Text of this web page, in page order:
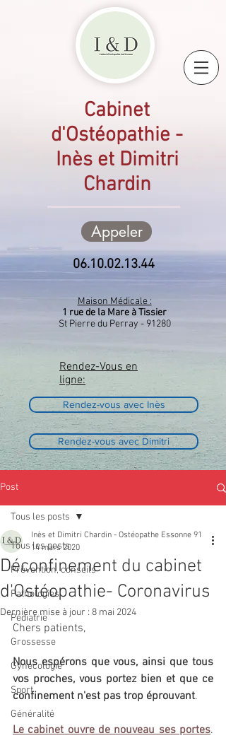
Cabinet
d'Ostéopathie -
Inès et Dimitri
Chardin
Appeler
06.10.02.13.44
Maison Médicale :
1 rue de la Mare à Tissier
St Pierre du Perray - 91280
Rendez-Vous en
ligne:
Rendez-vous avec Inès
Rendez-vous avec Dimitri
Post
Tous les posts
Prévention, conseils
Pathologies
Pédiatrie
Grossesse
Gynécologie
Sport
Généralité
Tous les posts
Déconfinement du cabinet
d'Ostéopathie- Coronavirus
Inès et Dimitri Chardin - Ostéopathe Essonne 91
14 mars 2020
Dernière mise à jour : 8 mai 2024
Chers patients,
Nous espérons que vous, ainsi que tous
vos proches, vous portez bien et que ce
confinement n'est pas trop éprouvant.
Le cabinet ouvre de nouveau ses portes.